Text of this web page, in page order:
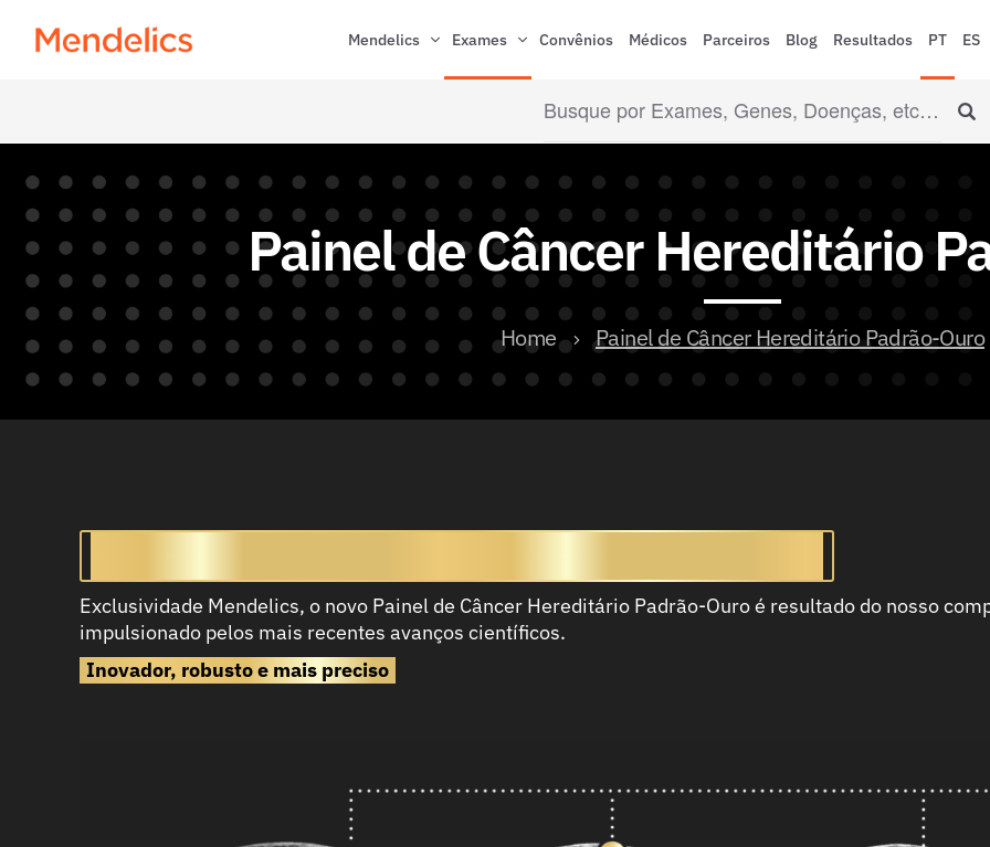
Mendelics Exames Convênios Médicos Parceiros Blog Resultados PT ES
Painel de Câncer Hereditário
Home Painel de Câncer Hereditário Padrão-Ouro
Exclusividade Mendelics, o novo Painel de Câncer Hereditário Padrão-Ouro é resultado do nosso
impulsionado pelos mais recentes avanços científicos.
Inovador, robusto e mais preciso